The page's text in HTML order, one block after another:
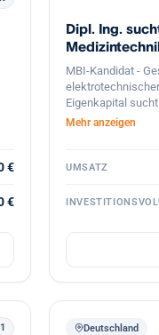
möglich. Ziel der
Unternehmen
zu erschließen,
gewährleisten.
€
€
Dipl. Ing.
MBI-Kandidat -
Eigenkapital
Medizintechnik
Mehr anzeigen
UMSATZ
Deutschland